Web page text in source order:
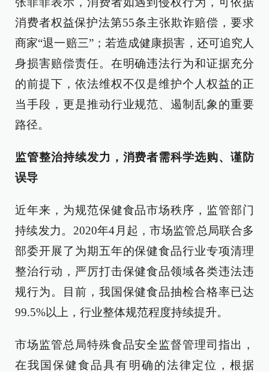
消费者权益保护法第55条主张欺诈赔偿，要求
商家“退一赔三”；若造成健康损害，还可追究人
身损害赔偿责任。在明确违法行为和证据充分
的前提下，依法维权不仅是维护个人权益的正
当手段，更是推动行业规范、遏制乱象的重要
路径。
监管整治持续发力，消费者需科学选购、谨防
误导
近年来，为规范保健食品市场秩序，监管部门
持续发力。2020年4月起，市场监管总局联合多
部委开展了为期五年的保健食品行业专项清理
整治行动，严厉打击保健食品领域各类违法违
规行为。目前，我国保健食品抽检合格率已达
99.5%以上，行业整体规范程度持续提升。
市场监管总局特殊食品安全监督管理司指出，
在我国保健食品具有明确的法律定位，根据